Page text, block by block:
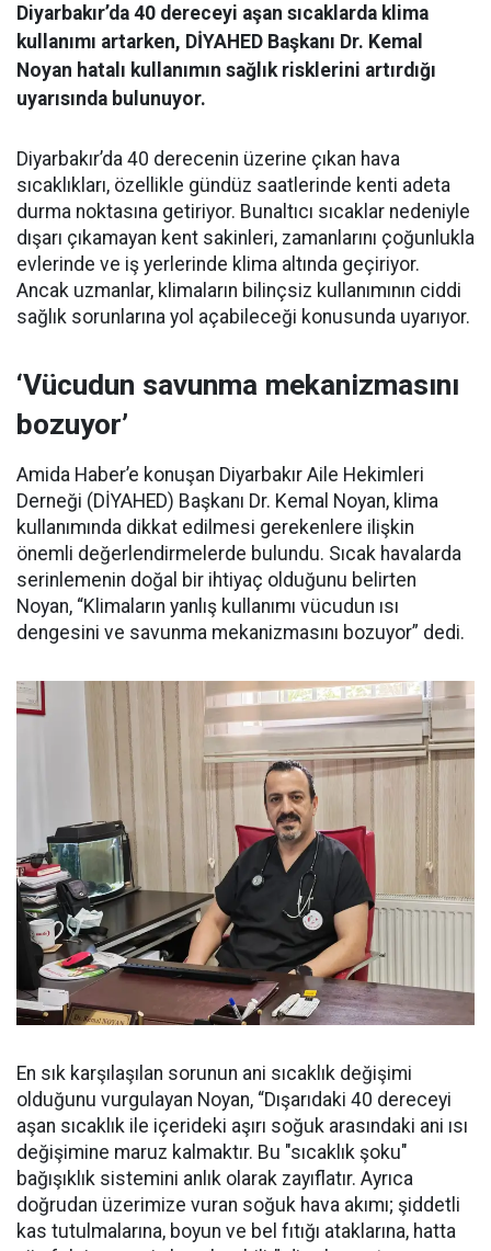
Diyarbakır’da 40 dereceyi aşan sıcaklarda klima
kullanımı artarken, DİYAHED Başkanı Dr. Kemal
Noyan hatalı kullanımın sağlık risklerini artırdığı
uyarısında bulunuyor.
Diyarbakır’da 40 derecenin üzerine çıkan hava
sıcaklıkları, özellikle gündüz saatlerinde kenti adeta
durma noktasına getiriyor. Bunaltıcı sıcaklar nedeniyle
dışarı çıkamayan kent sakinleri, zamanlarını çoğunlukla
evlerinde ve iş yerlerinde klima altında geçiriyor.
Ancak uzmanlar, klimaların bilinçsiz kullanımının ciddi
sağlık sorunlarına yol açabileceği konusunda uyarıyor.
‘Vücudun savunma mekanizmasını
bozuyor’
Amida Haber’e konuşan Diyarbakır Aile Hekimleri
Derneği (DİYAHED) Başkanı Dr. Kemal Noyan, klima
kullanımında dikkat edilmesi gerekenlere ilişkin
önemli değerlendirmelerde bulundu. Sıcak havalarda
serinlemenin doğal bir ihtiyaç olduğunu belirten
Noyan, “Klimaların yanlış kullanımı vücudun ısı
dengesini ve savunma mekanizmasını bozuyor” dedi.
En sık karşılaşılan sorunun ani sıcaklık değişimi
olduğunu vurgulayan Noyan, “Dışarıdaki 40 dereceyi
aşan sıcaklık ile içerideki aşırı soğuk arasındaki ani ısı
değişimine maruz kalmaktır. Bu "sıcaklık şoku"
bağışıklık sistemini anlık olarak zayıflatır. Ayrıca
doğrudan üzerimize vuran soğuk hava akımı; şiddetli
kas tutulmalarına, boyun ve bel fıtığı ataklarına, hatta